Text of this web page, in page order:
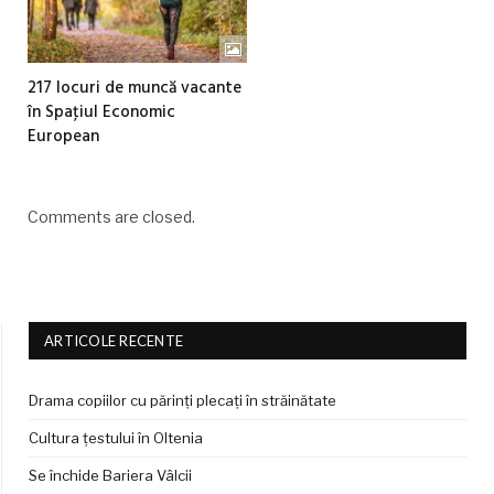
217 locuri de muncă vacante
în Spaţiul Economic
European
Comments are closed.
ARTICOLE RECENTE
Drama copiilor cu părinți plecați în străinătate
Cultura țestului în Oltenia
Se închide Bariera Vâlcii